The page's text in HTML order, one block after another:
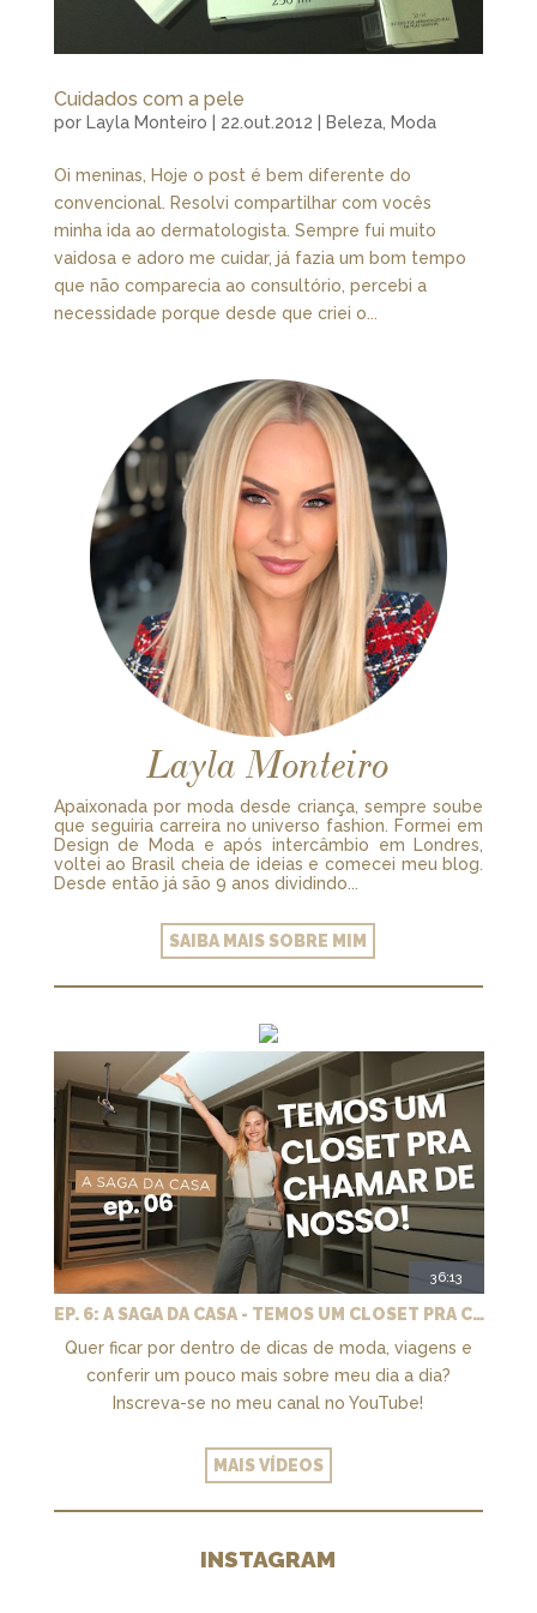
Cuidados com a pele
por Layla Monteiro 22.out.2012 Beleza, Moda
Oi meninas, Hoje o post é bem diferente do
convencional. Resolvi compartilhar com vocês
minha ida ao dermatologista. Sempre fui muito
vaidosa e adoro me cuidar, já fazia um bom tempo
que não comparecia ao consultório, percebi a
necessidade porque desde que criei o...
Layla Monteiro
Apaixonada por moda desde criança, sempre soube
que seguiria carreira no universo fashion. Formei em
Design de Moda e após intercâmbio em Londres,
voltei ao Brasil cheia de ideias e comecei meu blog.
Desde então já são 9 anos dividindo...
SAIBA MAIS SOBRE MIM
36:13
EP. 6: A SAGA DA CASA - TEMOS UM CLOSET PRA CHAMAR DE NOSSO + MARCENARIA E PAISAGISMO
Quer ficar por dentro de dicas de moda, viagens e
conferir um pouco mais sobre meu dia a dia?
Inscreva-se no meu canal no YouTube!
MAIS VÍDEOS
INSTAGRAM